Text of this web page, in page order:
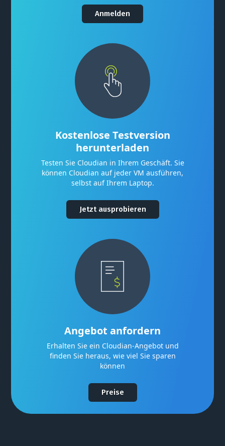
Anmelden
Kostenlose Testversion
herunterladen
Testen Sie Cloudian in Ihrem Geschäft. Sie
können Cloudian auf jeder VM ausführen,
selbst auf Ihrem Laptop.
Jetzt ausprobieren
Angebot anfordern
Erhalten Sie ein Cloudian-Angebot und
finden Sie heraus, wie viel Sie sparen
können
Preise